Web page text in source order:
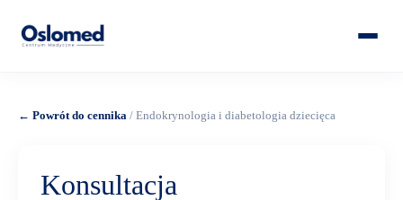
← Powrót do cennika / Endokrynologia i diabetologia dziecięca
Konsultacja